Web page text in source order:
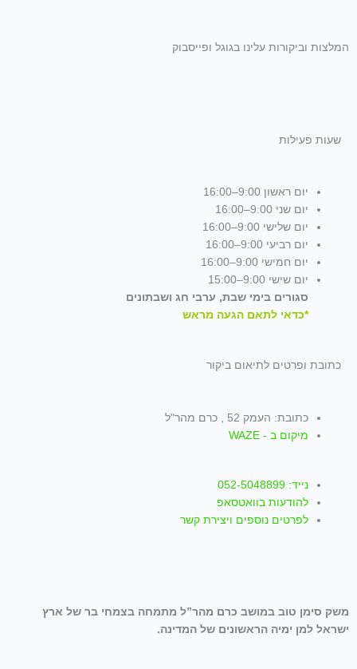
המלצות וביקורות עלינו בגוגל ופייסבוק
שעות פעילות
יום ראשון 9:00–16:00
יום שני 9:00–16:00
יום שלישי 9:00–16:00
יום רביעי 9:00–16:00
יום חמישי 9:00–16:00
יום שישי 9:00–15:00
סגורים בימי שבת, ערבי חג ושבתונים
*כדאי לתאם הגעה מראש
כתובת ופרטים לתיאום ביקור
כתובת: העמק 52 , כרם מהר"ל
מיקום ב - WAZE
נייד: 052-5048899
להודעות בוואטסאפ
לפרטים נוספים ויצירת קשר
משק סימן טוב במושב כרם מהר”ל מתמחה בצמחי בר של ארץ
ישראל למן ימיה הראשונים של המדינה.